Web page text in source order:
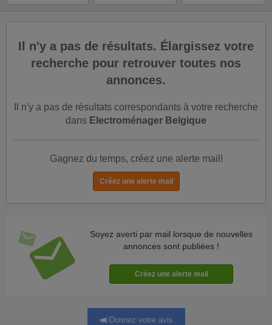
Il n'y a pas de résultats. Élargissez votre
recherche pour retrouver toutes nos
annonces.
Il n'y a pas de résultats correspondants à votre recherche
dans Electroménager Belgique
Gagnez du temps, créez une alerte mail!
Soyez averti par mail lorsque de nouvelles
annonces sont publiées !
Donnez votre avis